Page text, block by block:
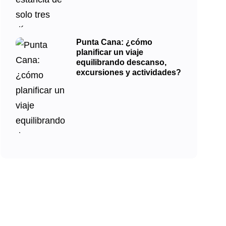
Punta Cana: ¿cómo
planificar un viaje
equilibrando descanso,
excursiones y actividades?